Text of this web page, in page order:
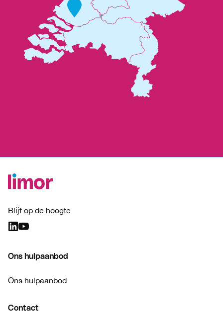
Blijf op de hoogte
Ons hulpaanbod
Ons hulpaanbod
Contact